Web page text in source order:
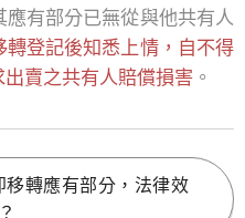
有部分已無從與他共有人
轉登記後知悉上情，自不得
賣之共有人賠償損害 。
轉應有部分，法律效